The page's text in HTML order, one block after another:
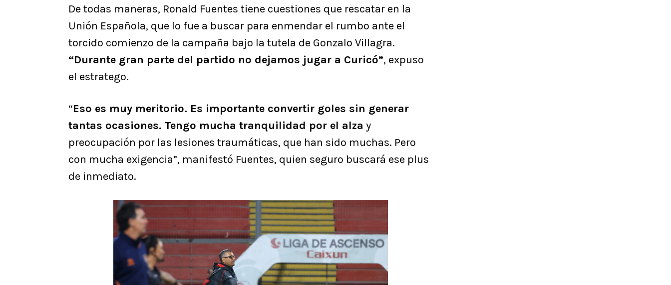
De todas maneras, Ronald Fuentes tiene cuestiones que rescatar en la
Unión Española, que lo fue a buscar para enmendar el rumbo ante el
torcido comienzo de la campaña bajo la tutela de Gonzalo Villagra.
“Durante gran parte del partido no dejamos jugar a Curicó”, expuso
el estratego.
“Eso es muy meritorio. Es importante convertir goles sin generar
tantas ocasiones. Tengo mucha tranquilidad por el alza y
preocupación por las lesiones traumáticas, que han sido muchas. Pero
con mucha exigencia”, manifestó Fuentes, quien seguro buscará ese plus
de inmediato.